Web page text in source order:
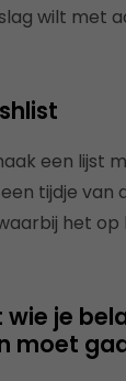
wilt met
een lijst
tijdje van
het op
wie je
moet